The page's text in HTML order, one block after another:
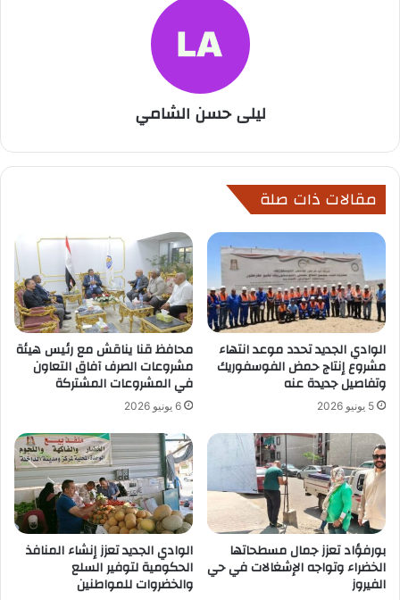
ليلى حسن الشامي
مقالات ذات صلة
الوادي الجديد تحدد موعد انتهاء
مشروع إنتاج حمض الفوسفوريك
وتفاصيل جديدة عنه
5 يونيو 2026
محافظ قنا يناقش مع رئيس هيئة
مشروعات الصرف آفاق التعاون
في المشروعات المشتركة
6 يونيو 2026
بورفؤاد تعزز جمال مسطحاتها
الخضراء وتواجه الإشغالات في حي
الفيروز
الوادي الجديد تعزز إنشاء المنافذ
الحكومية لتوفير السلع
والخضروات للمواطنين